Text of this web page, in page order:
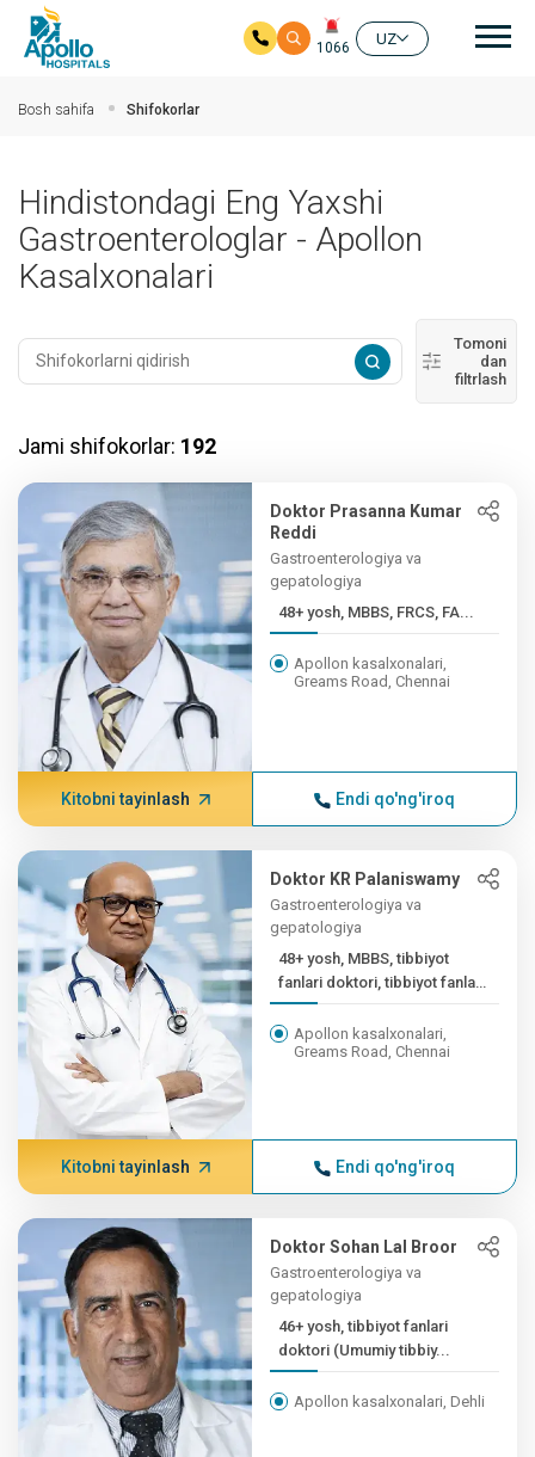
1066
UZ
Bosh sahifa Shifokorlar
Hindistondagi Eng Yaxshi
Gastroenterologlar - Apollon
Kasalxonalari
Tomoni
dan
filtrlash
Jami shifokorlar: 192
Doktor Prasanna Kumar
Reddi
Gastroenterologiya va
gepatologiya
48+ yosh, MBBS, FRCS, FA...
Apollon kasalxonalari,
Greams Road, Chennai
Kitobni tayinlash Endi qo'ng'iroq
Doktor KR Palaniswamy
Gastroenterologiya va
gepatologiya
48+ yosh, MBBS, tibbiyot
fanlari doktori, tibbiyot fanlari
doktori (...
Apollon kasalxonalari,
Greams Road, Chennai
Kitobni tayinlash Endi qo'ng'iroq
Doktor Sohan Lal Broor
Gastroenterologiya va
gepatologiya
46+ yosh, tibbiyot fanlari
doktori (Umumiy tibbiy...
Apollon kasalxonalari, Dehli